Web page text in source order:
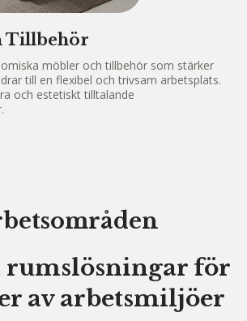
Tillbehör
möbler och tillbehör som stärker
till en flexibel och trivsam arbetsplats.
och estetiskt tilltalande
rumslösningar för
av arbetsmiljöer